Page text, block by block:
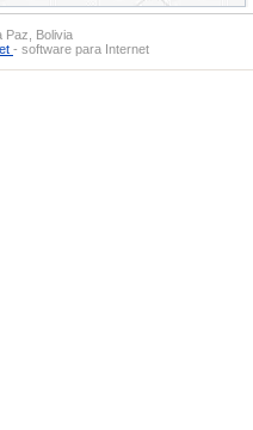
Paz, Bolivia
- software para Internet